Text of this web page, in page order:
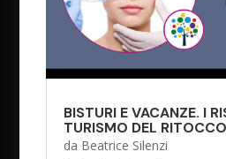
BISTURI E VACANZE. I
TURISMO DEL RITOCCO
da Beatrice Silenzi